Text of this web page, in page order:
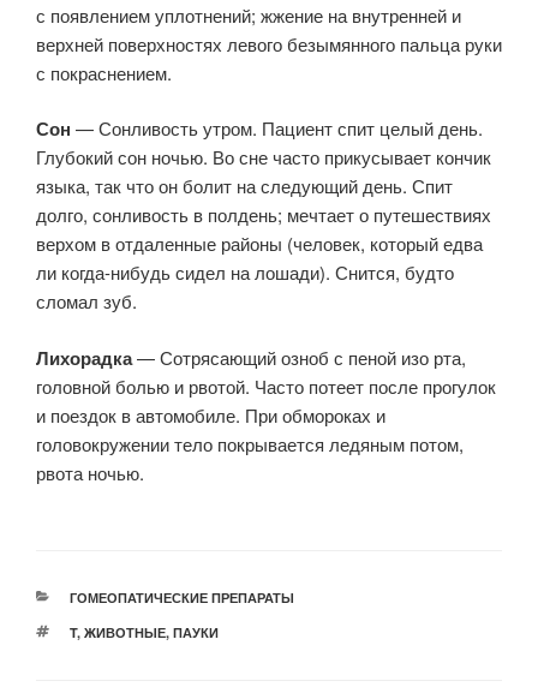
с появлением уплотнений; жжение на внутренней и
верхней поверхностях левого безымянного пальца руки
с покраснением.
Сон — Сонливость утром. Пациент спит целый день.
Глубокий сон ночью. Во сне часто прикусывает кончик
языка, так что он болит на следующий день. Спит
долго, сонливость в полдень; мечтает о путешествиях
верхом в отдаленные районы (человек, который едва
ли когда-нибудь сидел на лошади). Снится, будто
сломал зуб.
Лихорадка— Сотрясающий озноб с пеной изо рта,
головной болью и рвотой. Часто потеет после прогулок
и поездок в автомобиле. При обмороках и
головокружении тело покрывается ледяным потом,
рвота ночью.
РУБРИКИ
ГОМЕОПАТИЧЕСКИЕ ПРЕПАРАТЫ
МЕТКИ
T, ЖИВОТНЫЕ, ПАУКИ